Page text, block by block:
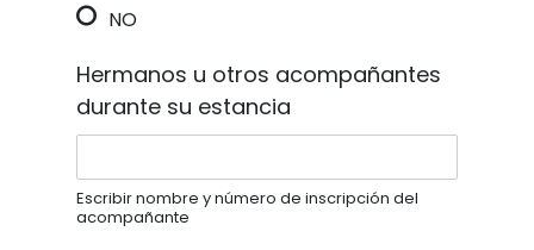
NO
Hermanos u otros acompañantes
durante su estancia
Escribir nombre y número de inscripción del
acompañante